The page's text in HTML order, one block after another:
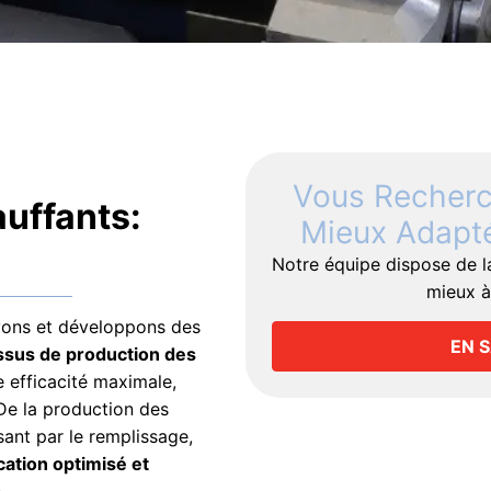
et développons des
de production des
efficacité maximale,
la production des
par le remplissage,
optimisé et
Vous
Mieux
Notre équipe dispose de
mieux
EN